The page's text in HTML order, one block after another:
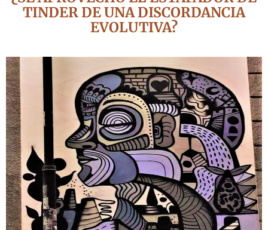
TINDER DE UNA DISCORDANCIA
EVOLUTIVA?